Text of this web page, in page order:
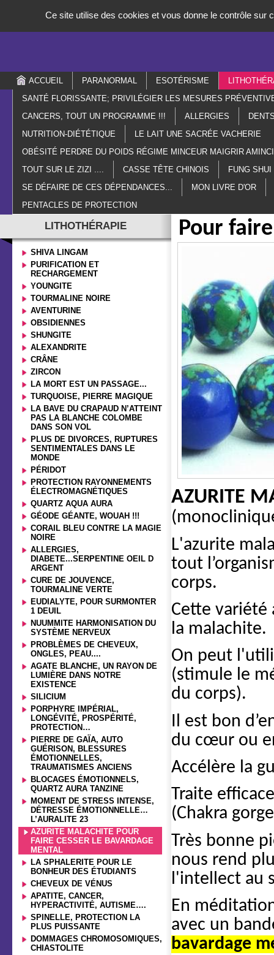
ACCUEIL PARANORMAL ESOTÉRISME
SANTÉ FLORISSANTE; PRIVILÉGIER LES MESURES
CANCERS, TOUT UN PROGRAMME !!!
ALLERGIES
NUTRITION-DIÉTÉTIQUE
LE LAIT UNE SACRÉE VACHERIE
OBÉSITÉ PERDRE DU POIDS RÉGIME MINCEUR MAIGRIR
TOUT SUR LE ZIZI ....
CASSE TÊTE CHINOIS
FUNG SHUI
SE DÉFAIRE DE CES DÉPENDANCES...
MON LIVRE D'OR
PENTACLES DE PROTECTION
LITHOTHÉRAPIE
SHIVA LINGAM
PURIFICATION ET
RECHARGEMENT
YOUNGITE
TOURMALINE NOIRE
AVENTURINE
OBSIDIENNES
SHUNGITE
ALEXANDRITE
CRÂNE
ZIRCON
LA MORT EST UN PASSAGE...
TURQUOISE, PIERRE MAGIQUE
LA BAVE DU CRAPAUD N’ATTEINT
PAS LA BLANCHE COLOMBE
DANS SON VOL
PLUS DE DIVORCES, RUPTURES
SENTIMENTALES DANS LE
MONDE
PÉRIDOT
PROTECTION RAYONNEMENTS
ÉLECTROMAGNÉTIQUES
QUARTZ AQUA AURA
GÉODE GÉANTE, WOUAH !!!
CORAIL BLEU CONTRE LA MAGIE
NOIRE
ALLERGIES,
DIABETE...SERPENTINE OEIL D
ARGENT
CURE DE JOUVENCE,
TOURMALINE VERTE
EUDIALYTE, POUR SURMONTER
1 DEUIL
NUUMMITE HARMONISATION DU
SYSTÈME NERVEUX
PROBLÈMES DE CHEVEUX,
ONGLES, PEAU....
AGATE BLANCHE, UN RAYON DE
LUMIÈRE DANS NOTRE
EXISTENCE
SILICIUM
PORPHYRE IMPÉRIAL,
LONGÉVITÉ, PROSPÉRITÉ,
PROTECTION…
PIERRE DE GAÏA, AUTO
GUÉRISON, BLESSURES
ÉMOTIONNELLES,
TRAUMATISMES ANCIENS
BLOCAGES ÉMOTIONNELS,
QUARTZ AURA TANZINE
MOMENT DE STRESS INTENSE,
DÉTRESSE ÉMOTIONNELLE…
L’AURALITE 23
AZURITE MALACHITE POUR
FAIRE CESSER LE BAVARDAGE
MENTAL
LA SPHALERITE POUR LE
BONHEUR DES ÉTUDIANTS
CHEVEUX DE VÉNUS
APATITE, CANCER,
HYPERACTIVITÉ, AUTISME….
SPINELLE, PROTECTION LA
PLUS PUISSANTE
DOMMAGES CHROMOSOMIQUES,
CHIASTOLITE
Pour
AZURITE
L'azurite
tout
corps.
Cette variété
la malachite.
On peut
(stimule le
du corps).
Il est bon
du cœur ou
Accélère la
Traite
(Chakra
Très bonne
nous rend
l'intellect au
En
avec un
bavardage
Ce site utilise des cookies et vous donne le contrôle sur